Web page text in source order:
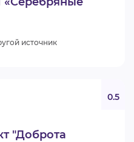
источник
"Доброта
0.5